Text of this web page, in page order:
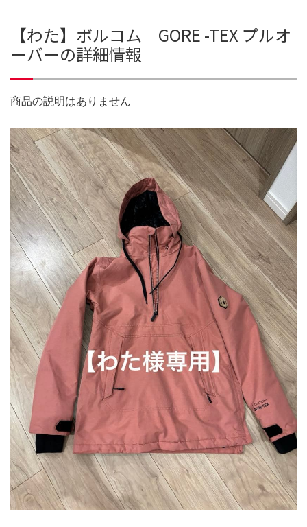
【わた】ボルコム GORE -TEX プルオ
ーバーの詳細情報
商品の説明はありません